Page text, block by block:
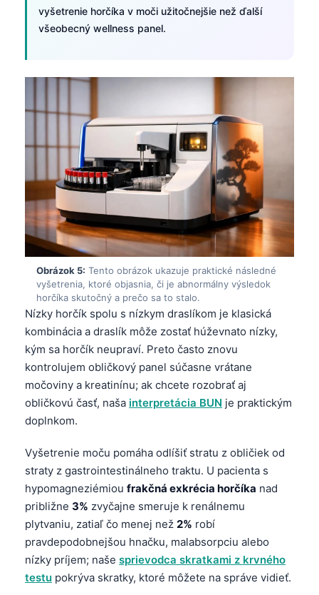
vyšetrenie horčíka v moči užitočnejšie než ďalší
všeobecný wellness panel.
Obrázok 5: Tento obrázok ukazuje praktické následné
vyšetrenia, ktoré objasnia, či je abnormálny výsledok
horčíka skutočný a prečo sa to stalo.
Nízky horčík spolu s nízkym draslíkom je klasická
kombinácia a draslík môže zostať húževnato nízky,
kým sa horčík neupraví. Preto často znovu
kontrolujem obličkový panel súčasne vrátane
močoviny a kreatinínu; ak chcete rozobrať aj
obličkovú časť, naša interpretácia BUN je praktickým
doplnkom.
Vyšetrenie moču pomáha odlíšiť stratu z obličiek od
straty z gastrointestinálneho traktu. U pacienta s
hypomagneziémiou frakčná exkrécia horčíka nad
približne 3% zvyčajne smeruje k renálnemu
plytvaniu, zatiaľ čo menej než 2% robí
pravdepodobnejšou hnačku, malabsorpciu alebo
nízky príjem; naše sprievodca skratkami z krvného
testu pokrýva skratky, ktoré môžete na správe vidieť.